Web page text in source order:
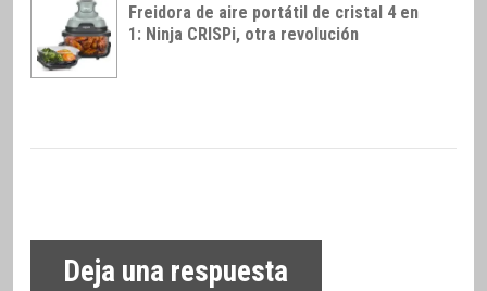
Freidora de aire portátil de cristal 4 en
1: Ninja CRISPi, otra revolución
Deja una respuesta